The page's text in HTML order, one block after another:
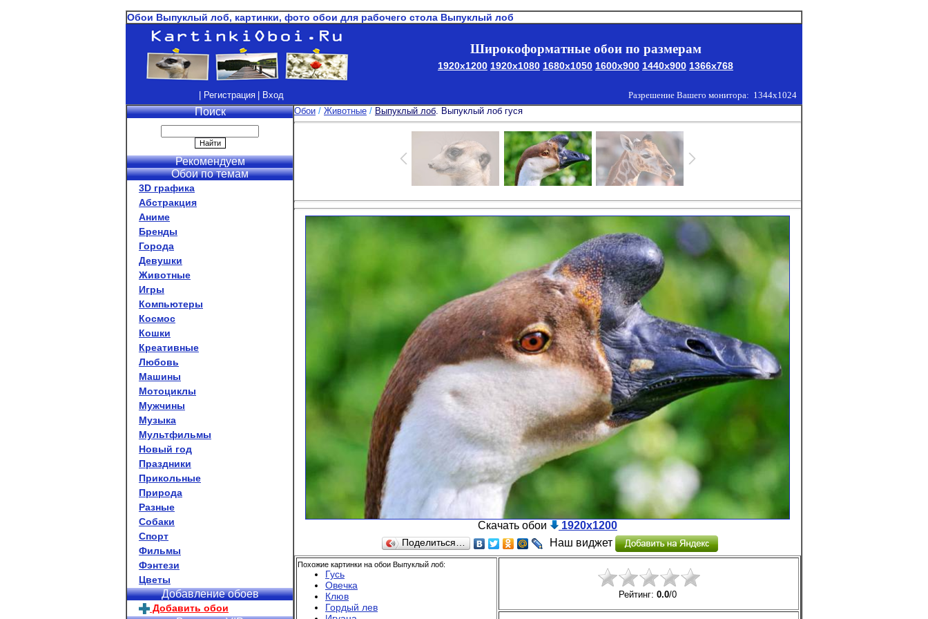
Обои Выпуклый лоб, картинки, фото обои для рабочего стола Выпуклый лоб
Широкоформатные обои по размерам
1920x1200 1920x1080 1680x1050 1600x900 1440x900 1366x768
| Регистрация | Вход Разрешение Вашего монитора: 1344x1024
Поиск
Рекомендуем
Обои по темам
3D графика
Абстракция
Аниме
Бренды
Города
Девушки
Животные
Игры
Компьютеры
Космос
Кошки
Креативные
Любовь
Машины
Мотоциклы
Мужчины
Музыка
Мультфильмы
Новый год
Праздники
Прикольные
Природа
Разные
Собаки
Спорт
Фильмы
Фэнтези
Цветы
Добавление обоев
Добавить обои
Обои / Животные / Выпуклый лоб. Выпуклый лоб гуся
Скачать обои 1920x1200
Поделиться… Наш виджет
Похожие картинки на обои Выпуклый лоб:
Гусь
Овечка
Клюв
Гордый лев
Рейтинг: 0.0/0